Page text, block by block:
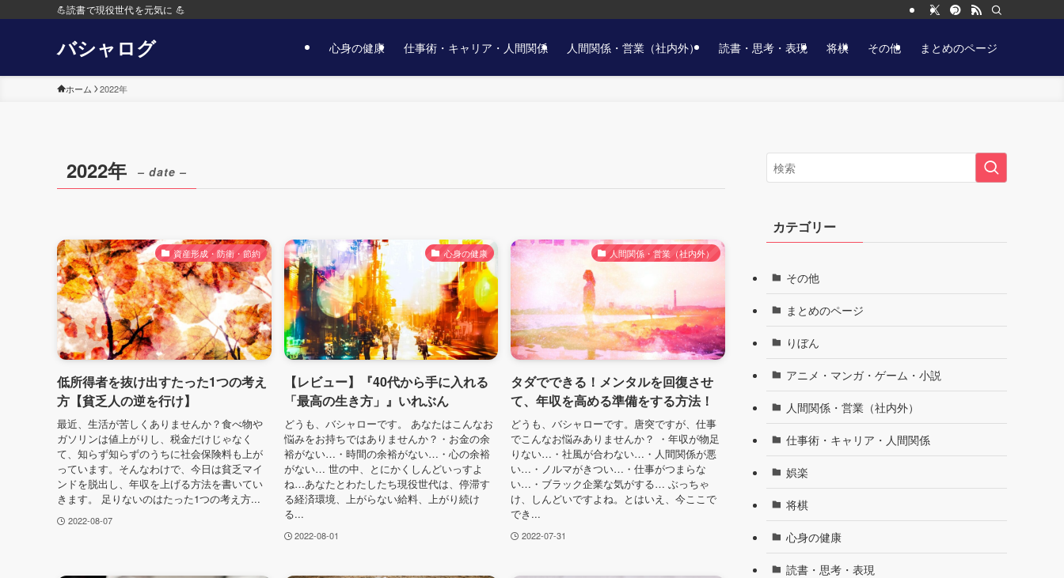
💪読書で現役世代を元気に 💪
バシャログ 心身の健康 仕事術・キャリア・人間関係 人間関係・営業（社内外） 読書・思考・表現 将棋 その他 まとめのページ
ホーム 2022年
2022年 – date –
資産形成・防衛・節約
低所得者を抜け出すたった1つの考え
方【貧乏人の逆を行け】
最近、生活が苦しくありませんか？食べ物や
ガソリンは値上がりし、税金だけじゃなく
て、知らず知らずのうちに社会保険料も上が
っています。そんなわけで、今日は貧乏マイ
ンドを脱出し、年収を上げる方法を書いてい
きます。 足りないのはたった1つの考え方...
2022-08-07
心身の健康
【レビュー】『40代から手に入れる
「最高の生き方」』いれぶん
どうも、バシャローです。 あなたはこんなお
悩みをお持ちではありませんか？・お金の余
裕がない…・時間の余裕がない…・心の余裕
がない… 世の中、とにかくしんどいっすよ
ね…あなたとわたしたち現役世代は、停滞す
る経済環境、上がらない給料、上がり続け
る...
2022-08-01
人間関係・営業（社内外）
タダでできる！メンタルを回復させ
て、年収を高める準備をする方法！
どうも、バシャローです。唐突ですが、仕事
でこんなお悩みありませんか？ ・年収が物足
りない…・社風が合わない…・人間関係が悪
い…・ノルマがきつい…・仕事がつまらな
い…・ブラック企業な気がする… ぶっちゃ
け、しんどいですよね。とはいえ、今ここで
でき...
2022-07-31
カテゴリー
その他
まとめのページ
りぼん
アニメ・マンガ・ゲーム・小説
人間関係・営業（社内外）
仕事術・キャリア・人間関係
娯楽
将棋
心身の健康
読書・思考・表現